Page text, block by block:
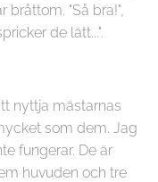
bråttom. "Så bra!",
de lätt...".
nyttja mästarnas
som dem. Jag
fungerar. De är
huvuden och tre